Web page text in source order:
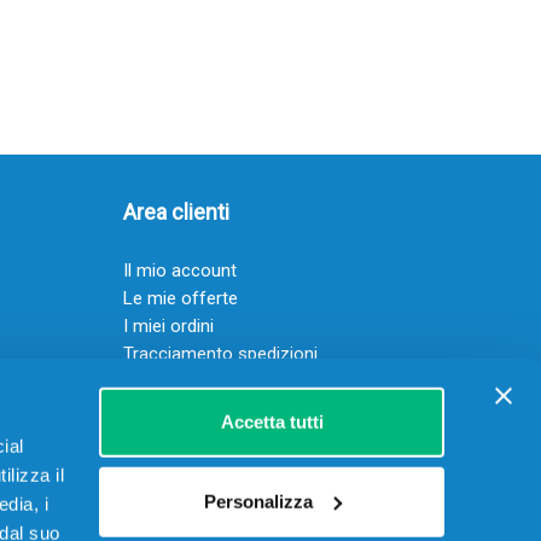
il
i
suo
Accetta tutti
Personalizza
Area clienti
Il mio account
Le mie offerte
I miei ordini
Tracciamento spedizioni
Resi
Servizio clienti